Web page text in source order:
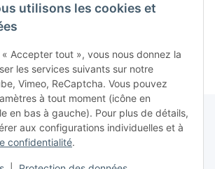
utilisons les cookies et
Accepter tout », vous nous donnez la
les services suivants sur notre
Vimeo, ReCaptcha. Vous pouvez
à tout moment (icône en
en bas à gauche). Pour plus de détails,
aux configurations individuelles et à
confidentialité.
Atari 2600
19,99 €*
Contrat de rétractation